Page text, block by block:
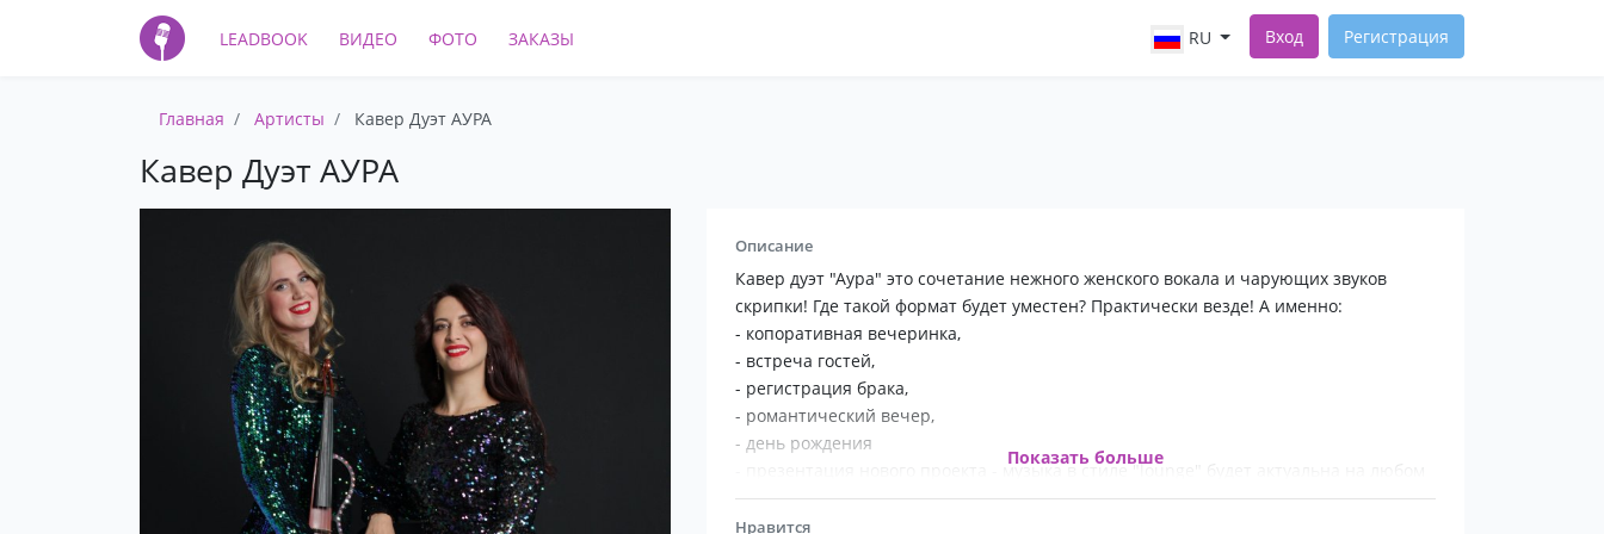
LEADBOOK ВИДЕО ФОТО ЗАКАЗЫ RU Вход Регистрация
Главная Артисты Кавер Дуэт АУРА
Кавер Дуэт АУРА
Описание
Кавер дуэт "Аура" это сочетание нежного женского вокала и чарующих звуков
скрипки! Где такой формат будет уместен? Практически везде! А именно:
- копоративная вечеринка,
- встреча гостей,
- регистрация брака,
- романтический вечер,
- день рождения
- презентация нового проекта - музыка в стиле "lounge" будет актуальна на любом
мероприятии,а
мы поможем Вам по-новому взглянуть на привычное звучание любимых песен!
Показать больше
Нравится